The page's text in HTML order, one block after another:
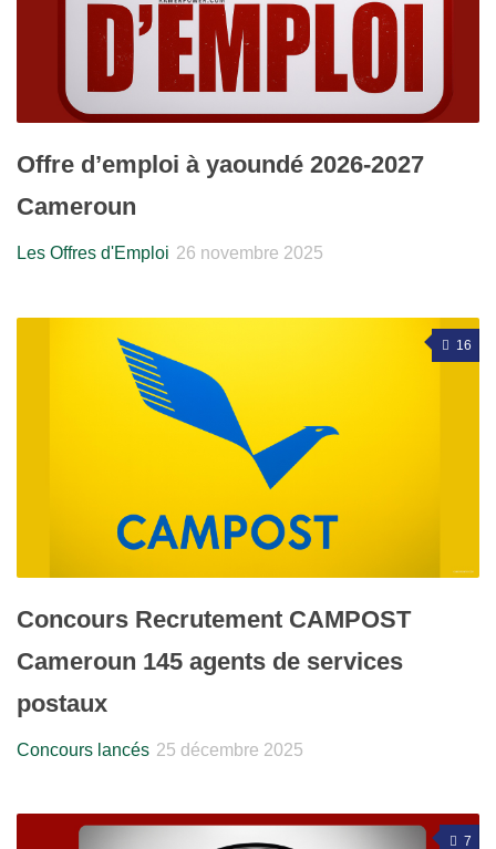
Offre d’emploi à yaoundé 2026-2027
Cameroun
Les Offres d'Emploi 26 novembre 2025
16
Concours Recrutement CAMPOST
Cameroun 145 agents de services
postaux
Concours lancés 25 décembre 2025
7